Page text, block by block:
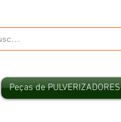
Peças de PULVERIZADORES